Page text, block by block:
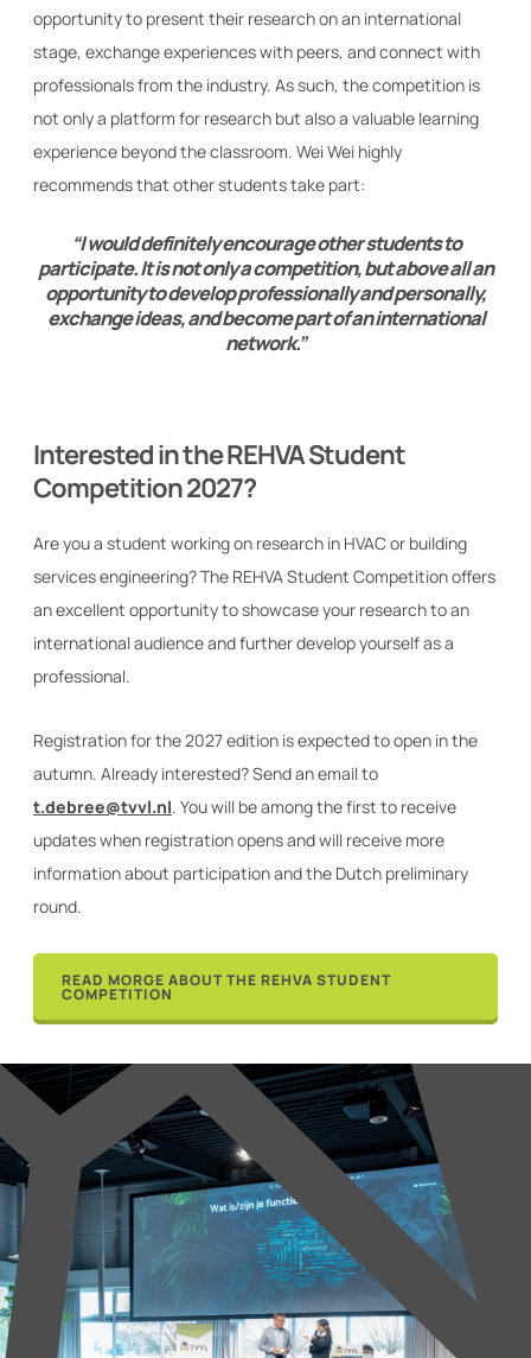
opportunity to present their research on an international
stage, exchange experiences with peers, and connect with
professionals from the industry. As such, the competition is
not only a platform for research but also a valuable learning
experience beyond the classroom. Wei Wei highly
recommends that other students take part:
“I would definitely encourage other students to
participate. It is not only a competition, but above all an
opportunity to develop professionally and personally,
exchange ideas, and become part of an international
network.”
Interested in the REHVA Student
Competition 2027?
Are you a student working on research in HVAC or building
services engineering? The REHVA Student Competition offers
an excellent opportunity to showcase your research to an
international audience and further develop yourself as a
professional.
Registration for the 2027 edition is expected to open in the
autumn. Already interested? Send an email to
t.debree@tvvl.nl. You will be among the first to receive
updates when registration opens and will receive more
information about participation and the Dutch preliminary
round.
READ MORGE ABOUT THE REHVA STUDENT
COMPETITION